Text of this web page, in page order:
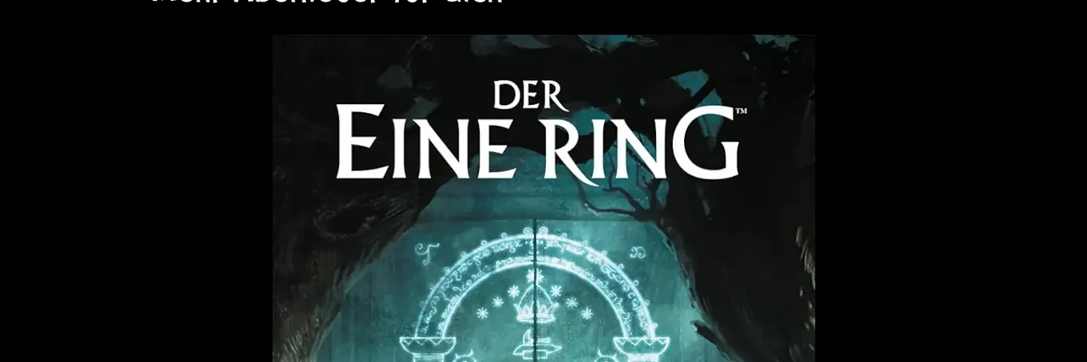
Mit unheiligen Mitteln
Umfassende Regeln für die Erschaffung von Shakagra-Helden –
inklusive magischer Fähigkeiten und spezieller Ausrüstung.
bietet alles, was Spielleiter und Spieler
benötigen, um Charaktere zu erschaffen, die in der rauen Eiswüste
bestehen können. Von grimmigen Jägern über mystische
Wolfskinder bis hin zu düsteren Shakagra – hier findet jeder
Spieler die passende Profession für packende Abenteuer im hohen
Sei stark. Sei mutig. Überlebe den Wolfsfrost.